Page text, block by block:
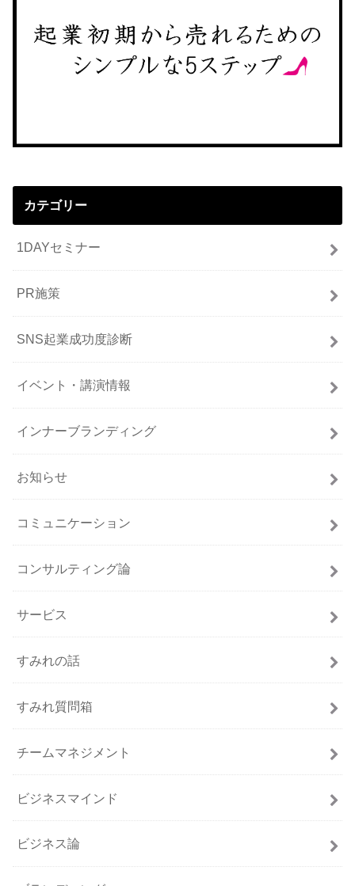
カテゴリー
1DAYセミナー
PR施策
SNS起業成功度診断
イベント・講演情報
インナーブランディング
お知らせ
コミュニケーション
コンサルティング論
サービス
すみれの話
すみれ質問箱
チームマネジメント
ビジネスマインド
ビジネス論